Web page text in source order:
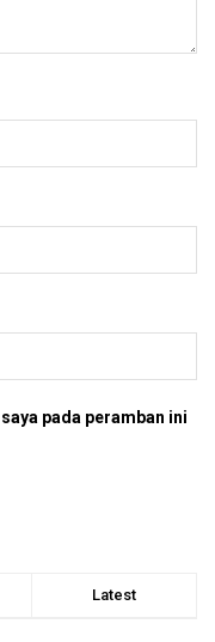
pada peramban ini
Latest